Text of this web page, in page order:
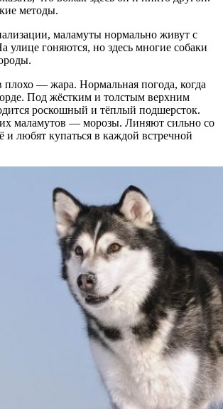
методы.
маламуты нормально живут с
улице гоняются, но здесь многие собаки
плохо — жара. Нормальная погода, когда
Под жёстким и толстым верхним
роскошный и тёплый подшерсток.
маламутов — морозы. Линяют сильно со
и любят купаться в каждой встречной